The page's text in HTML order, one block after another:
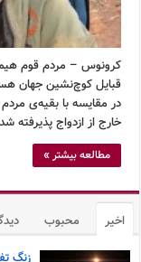
کرونوس – مردم قوم
قبایل کوچ‌نشین جهان
در مقایسه با بقیه‌ی
خارج از ازدواج پذیرفته
مطالعه بیشتر »
اخیر محبوب
زنگ